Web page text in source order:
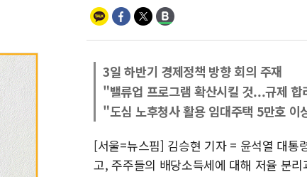
3일 하반기 경제정책 방향 회의 주재
"밸류업 프로그램 확산시킬 것...규제
"도심 노후청사 활용 임대주택 5만호 이
[서울=뉴스핌] 김승현 기자 = 윤석열 대통
고, 주주들의 배당소득세에 대해 저율 분